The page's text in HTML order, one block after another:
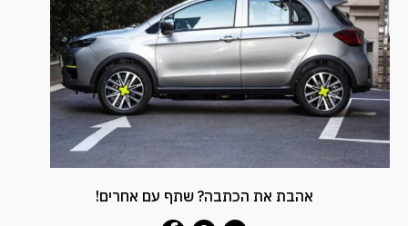
אהבת את הכתבה? שתף עם אחרים!